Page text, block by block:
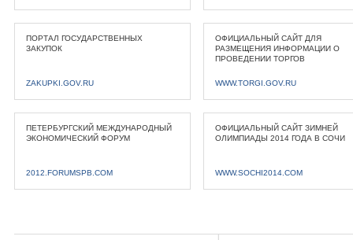
ПОРТАЛ ГОСУДАРСТВЕННЫХ
ЗАКУПОК
ZAKUPKI.GOV.RU
ОФИЦИАЛЬНЫЙ САЙТ ДЛЯ
РАЗМЕЩЕНИЯ ИНФОРМАЦИИ О
ПРОВЕДЕНИИ ТОРГОВ
WWW.TORGI.GOV.RU
ПЕТЕРБУРГСКИЙ МЕЖДУНАРОДНЫЙ
ЭКОНОМИЧЕСКИЙ ФОРУМ
2012.FORUMSPB.COM
ОФИЦИАЛЬНЫЙ САЙТ ЗИМНЕЙ
ОЛИМПИАДЫ 2014 ГОДА В СОЧИ
WWW.SOCHI2014.COM